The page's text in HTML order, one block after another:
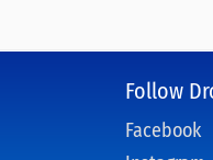
Follow
Facebook